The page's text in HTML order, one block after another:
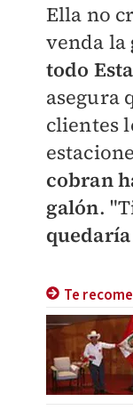
Ella no
venda la
todo
asegura
clientes
cobran
galón.
Te